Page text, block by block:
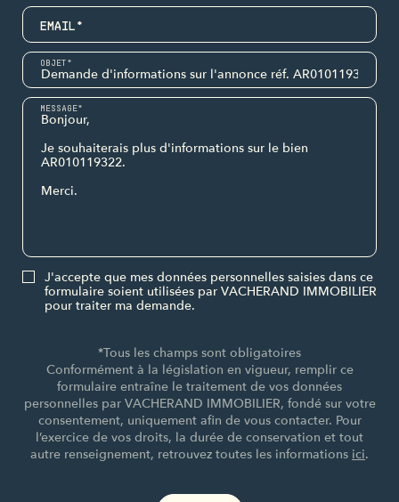
EMAIL*
OBJET*
MESSAGE*
J'accepte que mes données personnelles saisies dans ce
formulaire soient utilisées par VACHERAND IMMOBILIER
pour traiter ma demande.
*Tous les champs sont obligatoires
Conformément à la législation en vigueur, remplir ce
formulaire entraîne le traitement de vos données
personnelles par VACHERAND IMMOBILIER, fondé sur votre
consentement, uniquement afin de vous contacter. Pour
l’exercice de vos droits, la durée de conservation et tout
autre renseignement, retrouvez toutes les informations ici.